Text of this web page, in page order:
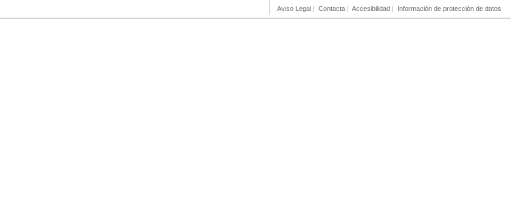
Aviso Legal | Contacta | Accesibilidad | Información de protección de datos